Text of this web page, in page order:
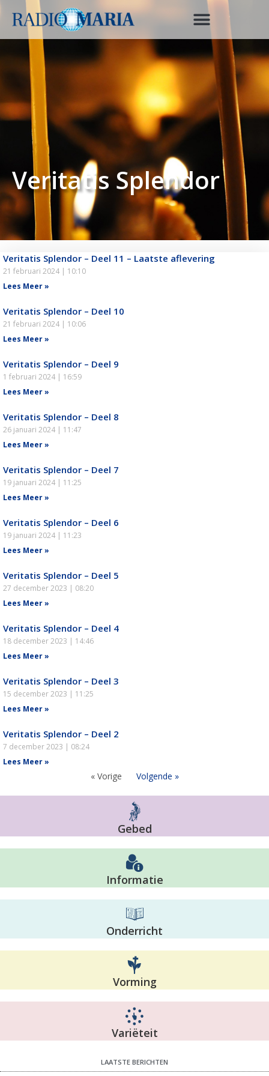
Veritatis Splendor
Veritatis Splendor – Deel 11 – Laatste aflevering
21 februari 2024
10:10
Lees Meer »
Veritatis Splendor – Deel 10
21 februari 2024
10:06
Lees Meer »
Veritatis Splendor – Deel 9
1 februari 2024
16:59
Lees Meer »
Veritatis Splendor – Deel 8
26 januari 2024
11:47
Lees Meer »
Veritatis Splendor – Deel 7
19 januari 2024
11:25
Lees Meer »
Veritatis Splendor – Deel 6
19 januari 2024
11:23
Lees Meer »
Veritatis Splendor – Deel 5
27 december 2023
08:20
Lees Meer »
Veritatis Splendor – Deel 4
18 december 2023
14:46
Lees Meer »
Veritatis Splendor – Deel 3
15 december 2023
11:25
Lees Meer »
Veritatis Splendor – Deel 2
7 december 2023
08:24
Lees Meer »
« Vorige Volgende »
Gebed
Informatie
Onderricht
Vorming
Variëteit
LAATSTE BERICHTEN